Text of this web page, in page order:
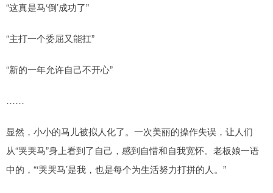
“这真是马‘倒’成功了”
“主打一个委屈又能扛”
“新的一年允许自己不开心”
……
显然，小小的马儿被拟人化了。一次美丽的操作失误，让人们
从“哭哭马”身上看到了自己，感到自惜和自我宽怀。老板娘一语
中的，“‘哭哭马’是我，也是每个为生活努力打拼的人。”